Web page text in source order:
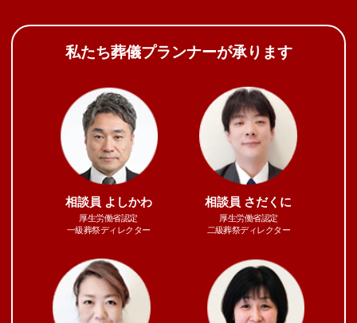
私たち葬儀プランナーが承ります
相談員 よしかわ
厚生労働省認定
一級葬祭ディレクター
相談員 さだくに
厚生労働省認定
二級葬祭ディレクター